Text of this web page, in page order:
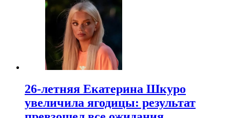
26-летняя Екатерина Шкуро
увеличила ягодицы: результат